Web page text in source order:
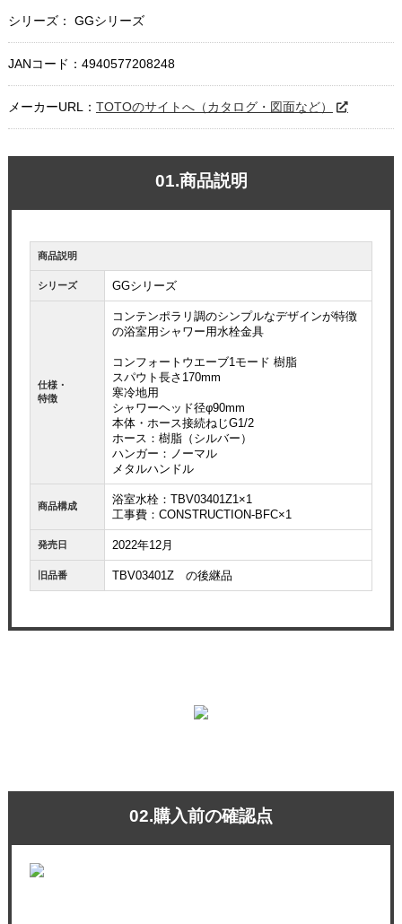
シリーズ： GGシリーズ
JANコード：4940577208248
メーカーURL： TOTOのサイトへ（カタログ・図面など）
01.商品説明
商品説明
シリーズ GGシリーズ
仕様・
特徴
コンテンポラリ調のシンプルなデザインが特徴
の浴室用シャワー用水栓金具
コンフォートウエーブ1モード 樹脂
スパウト長さ170mm
寒冷地用
シャワーヘッド径φ90mm
本体・ホース接続ねじG1/2
ホース：樹脂（シルバー）
ハンガー：ノーマル
メタルハンドル
商品構成
浴室水栓：TBV03401Z1×1
工事費：CONSTRUCTION-BFC×1
発売日 2022年12月
旧品番 TBV03401Z の後継品
02.購入前の確認点